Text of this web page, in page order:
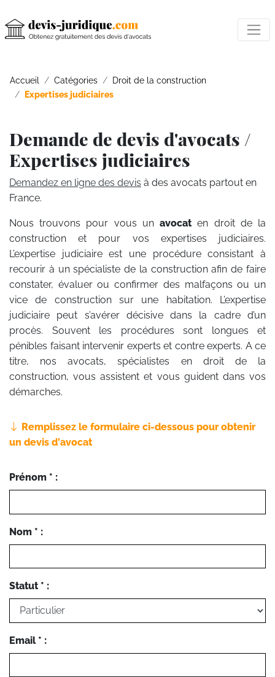
Accueil Catégories
Droit de la construction
Expertises judiciaires
Demande de devis d'avocats /
Expertises judiciaires
Demandez en ligne des devis à des avocats partout en
France.
Nous trouvons pour vous unavocaten droit de la
construction et pour vos expertises judiciaires.
L’expertise judiciaire est une procédure consistant à
recourir à un spécialiste de la construction afin de faire
constater, évaluer ou confirmer des malfaçons ou un
vice de construction sur une habitation. L’expertise
judiciaire peut s’avérer décisive dans la cadre d’un
procès. Souvent les procédures sont longues et
pénibles faisant intervenir experts et contre experts. A ce
titre, nos avocats, spécialistes en droit de la
construction, vous assistent et vous guident dans vos
démarches.
Remplissez le formulaire ci-dessous pour obtenir
un devis d'avocat
Prénom * :
Nom * :
Statut * :
Email * :